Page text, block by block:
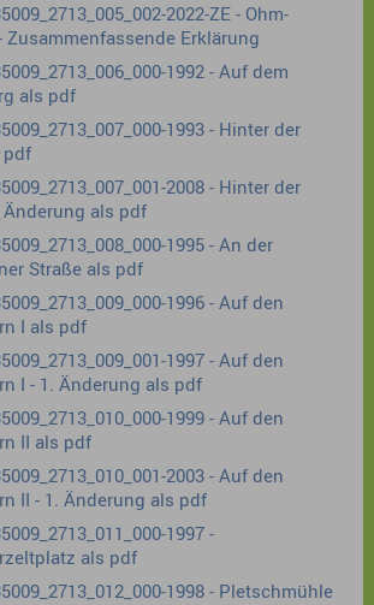
2022-ZE - Ohm-
Zusammenfassende Erklärung
1992 - Auf dem
als pdf
1993 - Hinter der
pdf
2008 - Hinter der
Änderung als pdf
1995 - An der
Straße als pdf
1996 - Auf den
I als pdf
1997 - Auf den
I - 1. Änderung als pdf
1999 - Auf den
II als pdf
2003 - Auf den
II - 1. Änderung als pdf
1997 -
als pdf
1998 - Pletschmühle